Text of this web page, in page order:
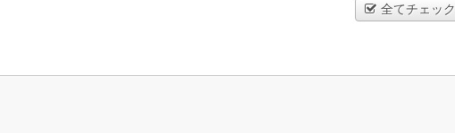
全てチェック